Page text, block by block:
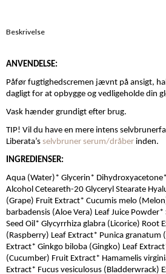
Beskrivelse
ANVENDELSE:
Påfør fugtighedscremen jævnt på ansigt,
dagligt for at opbygge og vedligeholde din
Vask hænder grundigt efter brug.
TIP! Vil du have en mere intens
Liberata’s selvbruner serum/dråber inden.
INGREDIENSER:
Aqua (Water)* Glycerin*
Alcohol Ceteareth-20 Glyceryl Stearate
(Grape) Fruit Extract* Cucumis melo
barbadensis (Aloe Vera) Leaf Juice
Seed Oil* Glycyrrhiza glabra (Licorice) Root
(Raspberry) Leaf Extract* Punica granatum
Extract* Ginkgo biloba (Gingko) Leaf
(Cucumber) Fruit Extract* Hamamelis
Extract* Fucus vesiculosus (Bladderwrack)